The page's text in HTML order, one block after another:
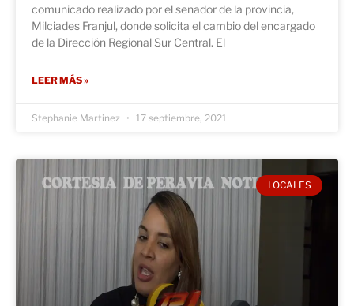
comunicado realizado por el senador de la provincia,
Milciades Franjul, donde solicita el cambio del encargado
de la Dirección Regional Sur Central. El
LEER MÁS »
Stephanie Martinez 17 septiembre, 2021
LOCALES